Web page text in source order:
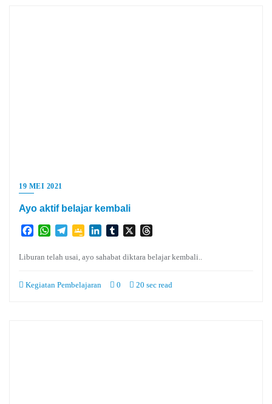
19 MEI 2021
Ayo aktif belajar kembali
FacebookWhatsApp
TelegramGoogleLinkedInTumblr
X
Liburan telah usai, ayo sahabat diktara belajar kembali..
Kegiatan Pembelajaran 0 20 sec read